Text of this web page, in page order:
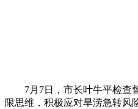
7月7日，市长叶牛平检查督
限思维，积极应对旱涝急转风